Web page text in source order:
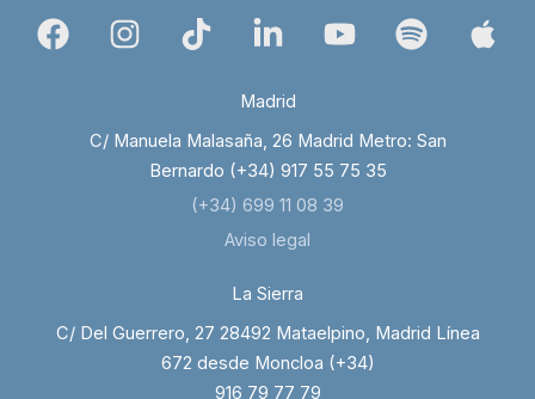
Madrid
C/ Manuela Malasaña, 26 Madrid Metro: San
Bernardo (+34) 917 55 75 35
(+34) 699 11 08 39
Aviso legal
La Sierra
C/ Del Guerrero, 27 28492 Mataelpino, Madrid Línea
672 desde Moncloa (+34)
916 79 77 79